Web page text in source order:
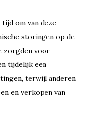
om van deze
storingen op de
zorgden voor
tijdelijk een
terwijl anderen
en verkopen van